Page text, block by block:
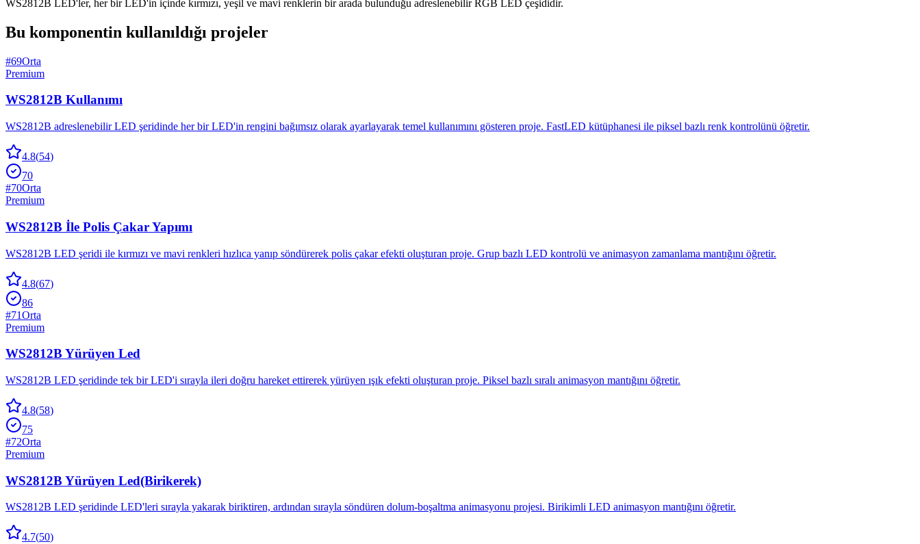
WS2812B LED'ler, her bir LED'in içinde kırmızı, yeşil ve mavi renklerin bir arada bulunduğu adreslenebilir RGB LED çeşididir.
Bu komponentin kullanıldığı projeler
#69Orta
Premium
WS2812B Kullanımı
WS2812B adreslenebilir LED şeridinde her bir LED'in rengini bağımsız olarak ayarlayarak temel kullanımını gösteren proje. FastLED kütüphanesi ile piksel bazlı renk kontrolünü öğretir.
4.8(54)
70
#70Orta
Premium
WS2812B İle Polis Çakar Yapımı
WS2812B LED şeridi ile kırmızı ve mavi renkleri hızlıca yanıp söndürerek polis çakar efekti oluşturan proje. Grup bazlı LED kontrolü ve animasyon zamanlama mantığını öğretir.
4.8(67)
86
#71Orta
Premium
WS2812B Yürüyen Led
WS2812B LED şeridinde tek bir LED'i sırayla ileri doğru hareket ettirerek yürüyen ışık efekti oluşturan proje. Piksel bazlı sıralı animasyon mantığını öğretir.
4.8(58)
75
#72Orta
Premium
WS2812B Yürüyen Led(Birikerek)
WS2812B LED şeridinde LED'leri sırayla yakarak biriktiren, ardından sırayla söndüren dolum-boşaltma animasyonu projesi. Birikimli LED animasyon mantığını öğretir.
4.7(50)